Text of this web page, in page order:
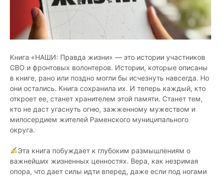
Книга «НАШИ: Правда жизни» — это истории участников
СВО и фронтовых волонтеров. Истории, которые описаны
в книге, рано или поздно могли бы исчезнуть навсегда. Но
они остались. Книга сохранила их. И теперь каждый, кто
откроет ее, станет хранителем этой памяти. Станет тем,
кто не даст угаснуть огню, зажженному мужеством и
милосердием жителей Раменского муниципального
округа.
Эта книга побуждает к глубоким размышлениям о
важнейших жизненных ценностях. Вера, как незримая
опора, что дает силы идти вперед, даже если под ногами